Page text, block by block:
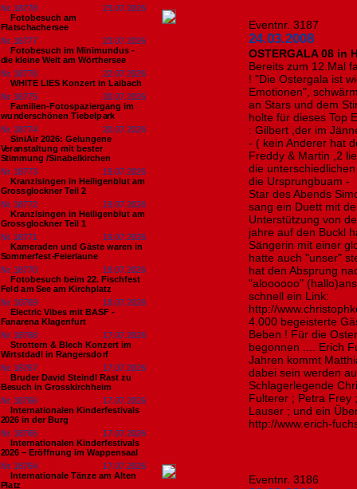
Nr. 18778
23.07.2026
Fotobesuch am
Flatschachersee
Nr. 18777
23.07.2026
Fotobesuch im Minimundus -
die kleine Welt am Wörthersee
Nr. 18776
22.07.2026
WHITE LIES Konzert in Laibach
Nr. 18775
20.07.2026
Familien-Fotospaziergang im
wunderschönen Tiebelpark
Nr. 18774
20.07.2026
SiniAir 2026: Gelungene
Veranstaltung mit bester
Stimmung /Sinabelkirchen
Nr. 18773
19.07.2026
Kranzlsingen in Heiligenblut am
Grossglockner Teil 2
Nr. 18772
19.07.2026
Kranzlsingen in Heiligenblut am
Grossglockner Teil 1
Nr. 18771
19.07.2026
Kameraden und Gäste waren in
Sommerfest-Feierlaune
Nr. 18770
18.07.2026
Fotobesuch beim 22. Fischfest
Feld am See am Kirchplatz
Nr. 18769
18.07.2026
Electric Vibes mit BASF -
Fanarena Klagenfurt
Nr. 18768
17.07.2026
Strottern & Blech Konzert im
Wirtstdadl in Rangersdorf
Nr. 18767
17.07.2026
Bruder David Steindl Rast zu
Besuch in Grosskirchheim
Nr. 18766
17.07.2026
Internationalen Kinderfestivals
2026 in der Burg
Nr. 18765
17.07.2026
Internationalen Kinderfestivals
2026 – Eröffnung im Wappensaal
Nr. 18764
17.07.2026
Internationale Tänze am Alten
Platz
Eventnr. 3187
24.03.2008
OSTERGALA 08 in
Bereits zum 12.Mal
! "Die Ostergala ist
Emotionen",
an Stars und dem
holte für dieses Top
: Gilbert ,der im
- ( kein Anderer hat
Freddy & Martin ,2
die
die Ursprungbuam -
Star des Abends
sang ein Duett mit
Unterstützung von
jahre auf den Buckl
Sängerin mit einer
hatte auch "unser"
hat den Absprung
"aloooooo"
schnell ein Link:
http://
4.000 begeisterte
Beben ! Für die
begonnen .... Erich
Jahren kommt
dabei sein werden
Schlagerlegende
Fulterer ; Petra Frey
Lauser ; und ein
http://www.erich-
Eventnr. 3186